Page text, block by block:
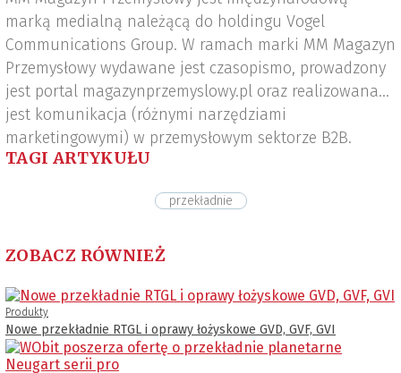
marką medialną należącą do holdingu Vogel
Communications Group. W ramach marki MM Magazyn
Przemysłowy wydawane jest czasopismo, prowadzony
jest portal magazynprzemyslowy.pl oraz realizowana
jest komunikacja (różnymi narzędziami
marketingowymi) w przemysłowym sektorze B2B.
TAGI ARTYKUŁU
przekładnie
ZOBACZ RÓWNIEŻ
Produkty
Nowe przekładnie RTGL i oprawy łożyskowe GVD, GVF, GVI